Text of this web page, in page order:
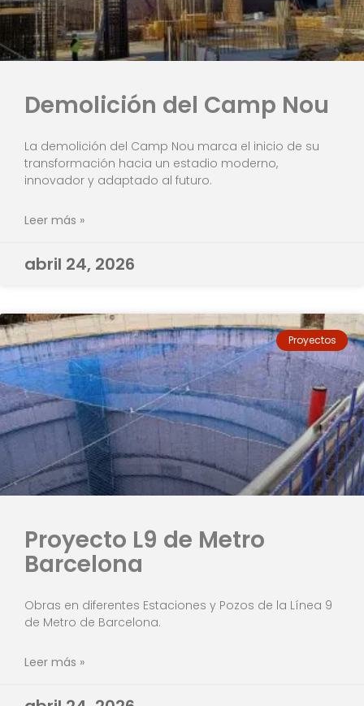
Demolición del Camp Nou
La demolición del Camp Nou marca el inicio de su
transformación hacia un estadio moderno,
innovador y adaptado al futuro.
Leer más »
abril 24, 2026
Proyectos
Proyecto L9 de Metro
Barcelona
Obras en diferentes Estaciones y Pozos de la Línea 9
de Metro de Barcelona.
Leer más »